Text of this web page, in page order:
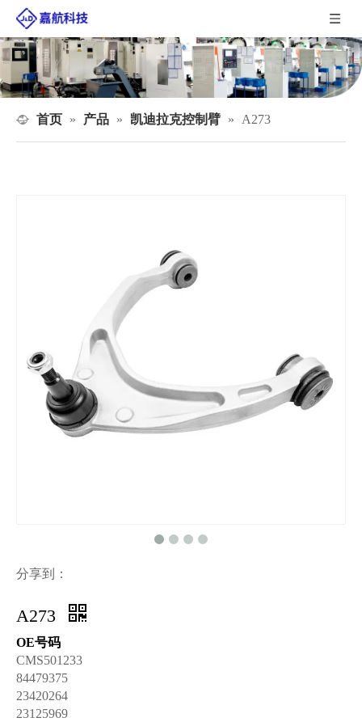
首页 » 产品 » 凯迪拉克控制臂 » A273
分享到：
A273
OE号码
CMS501233
84479375
23420264
23125969